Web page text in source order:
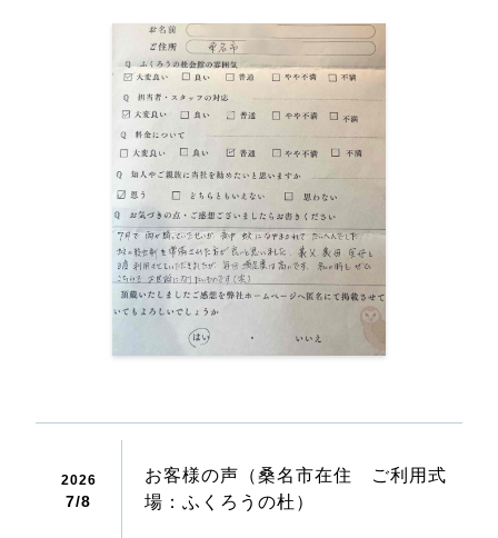
2026
7/8
お客様の声（桑名市在住 ご利用式
場：ふくろうの杜）